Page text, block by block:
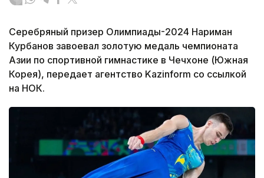
Серебряный призер Олимпиады-2024 Нариман
Курбанов завоевал золотую медаль чемпионата
Азии по спортивной гимнастике в Чечхоне (Южная
Корея), передает агентство Kazinform со ссылкой
на НОК.